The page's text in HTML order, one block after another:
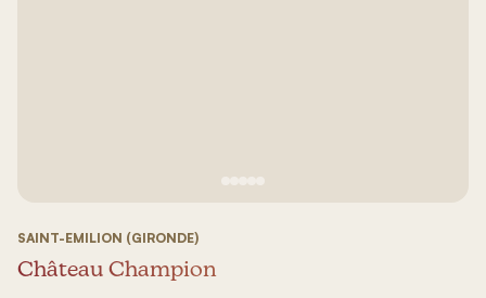
SAINT-EMILION (GIRONDE)
Château Champion